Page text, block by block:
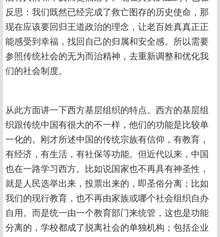
反思：我们既然已经完成了救亡图存的历史使命，那
现在应该要回归王道政治的理念，让老百姓真真正正
能感受到幸福，找回自己的归属和安全感。所以需要
参照传统社会的无为而治精神，去重新调整和优化我
们的社会制度。
从此方面讲一下西方基层组织的特点。西方的基层组
织跟传统中国有很大的不一样，他们的功能是比较单
一化的。刚才所述中国的传统宗族有信仰，有教育，
有经济，有生活，有社保等功能。但近代以来，中国
也在一路学习西方。比如说国家也不再具有神圣性，
就是人民选举出来，投票出来的，即圣俗分离；比如
我们的现行教育，也不再由家族或哪个社会组织自办
自用。而是统一由一个教育部门来统管，这也是功能
分离的，学校都成了脱离社会的单独机构；包括企业